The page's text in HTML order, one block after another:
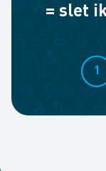
= slet
1